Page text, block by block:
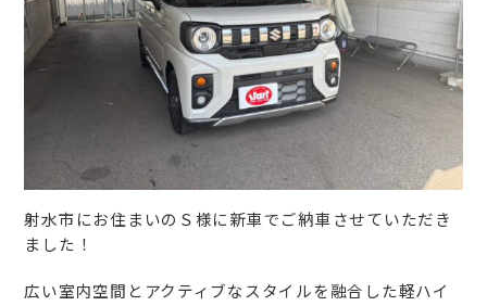
射水市にお住まいのＳ様に新車でご納車させていただき
ました！
広い室内空間とアクティブなスタイルを融合した軽ハイ